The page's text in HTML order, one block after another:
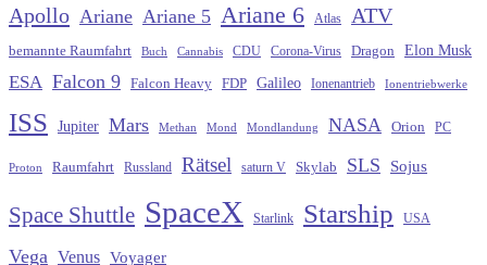
Apollo Ariane Ariane 5 Ariane 6 Atlas ATV
bemannte Raumfahrt Buch Cannabis CDU Corona-Virus Dragon Elon Musk
ESA Falcon 9 Falcon Heavy FDP Galileo Ionenantrieb Ionentriebwerke
ISS Jupiter Mars Methan Mond Mondlandung NASA Orion PC
Proton Raumfahrt Russland Rätsel saturn V Skylab SLS Sojus
Space Shuttle SpaceX Starlink Starship USA
Vega Venus Voyager